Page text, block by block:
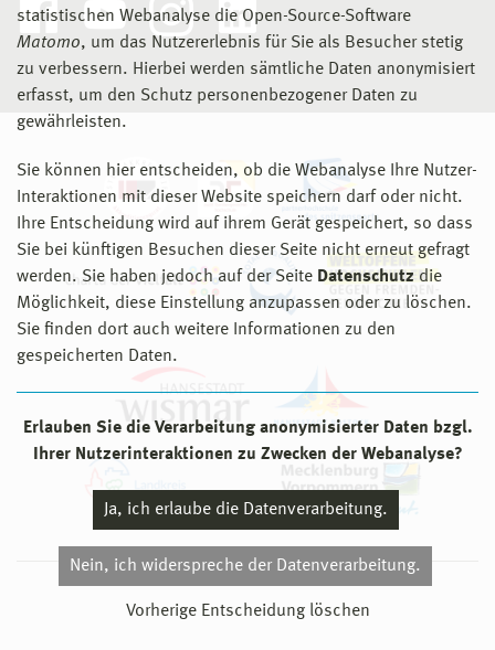
statistischen Webanalyse die Open-Source-Software
Matomo, um das Nutzererlebnis für Sie als Besucher stetig
zu verbessern. Hierbei werden sämtliche Daten anonymisiert
erfasst, um den Schutz personenbezogener Daten zu
gewährleisten.
Sie können hier entscheiden, ob die Webanalyse Ihre Nutzer-
Interaktionen mit dieser Website speichern darf oder nicht.
Ihre Entscheidung wird auf ihrem Gerät gespeichert, so dass
Sie bei künftigen Besuchen dieser Seite nicht erneut gefragt
werden. Sie haben jedoch auf der Seite Datenschutz die
Möglichkeit, diese Einstellung anzupassen oder zu löschen.
Sie finden dort auch weitere Informationen zu den
gespeicherten Daten.
Erlauben Sie die Verarbeitung anonymisierter Daten bzgl.
Ihrer Nutzerinteraktionen zu Zwecken der Webanalyse?
Ja, ich erlaube die Datenverarbeitung.
Nein, ich widerspreche der Datenverarbeitung.
Vorherige Entscheidung löschen